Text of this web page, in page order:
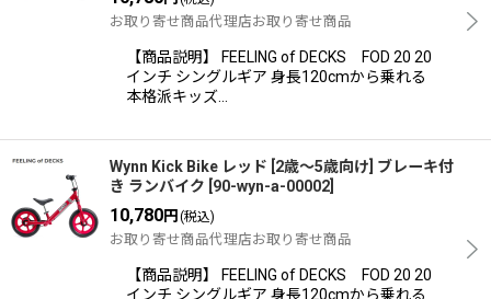
お取り寄せ商品代理店お取り寄せ商品
【商品説明】 FEELING of DECKS FOD 20 20
インチ シングルギア 身長120cmから乗れる
本格派キッズ…
Wynn Kick Bike レッド [2歳〜5歳向け] ブレーキ付
き ランバイク 90-wyn-a-00002
10,780円 (税込)
お取り寄せ商品代理店お取り寄せ商品
【商品説明】 FEELING of DECKS FOD 20 20
インチ シングルギア 身長120cmから乗れる